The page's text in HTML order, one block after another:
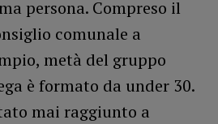
persona. Compreso il
comunale a
metà del gruppo
è formato da under 30.
mai raggiunto a